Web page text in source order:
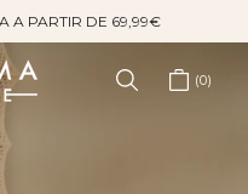
A PARTIR DE 69,99€
0